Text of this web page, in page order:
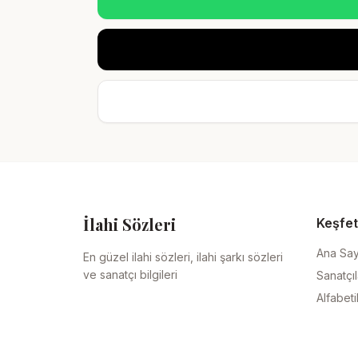
İlahi Sözleri
En güzel ilahi sözleri, ilahi şarkı sözleri
ve sanatçı bilgileri
Keşfet
Ana